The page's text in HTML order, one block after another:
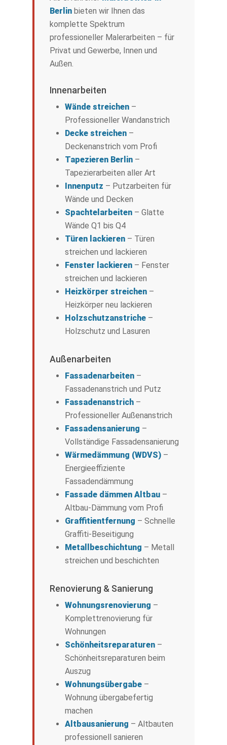
Berlin bieten wir Ihnen das
komplette Spektrum
professioneller Malerarbeiten – für
Privat und Gewerbe, Innen und
Außen.
Innenarbeiten
Wände streichen –
Professioneller Wandanstrich
Decke streichen –
Deckenanstrich vom Profi
Tapezieren Berlin –
Tapezierarbeiten aller Art
Innenputz – Putzarbeiten für
Wände und Decken
Spachtelarbeiten – Glatte
Wände Q1 bis Q4
Türen lackieren – Türen
streichen und lackieren
Fenster lackieren – Fenster
streichen und lackieren
Heizkörper streichen –
Heizkörper neu lackieren
Holzschutzanstriche –
Holzschutz und Lasuren
Außenarbeiten
Fassadenarbeiten –
Fassadenanstrich und Putz
Fassadenanstrich –
Professioneller Außenanstrich
Fassadensanierung –
Vollständige Fassadensanierung
Wärmedämmung (WDVS) –
Energieeffiziente
Fassadendämmung
Fassade dämmen Altbau –
Altbau-Dämmung vom Profi
Graffitientfernung – Schnelle
Graffiti-Beseitigung
Metallbeschichtung – Metall
streichen und beschichten
Renovierung & Sanierung
Wohnungsrenovierung –
Komplettrenovierung für
Wohnungen
Schönheitsreparaturen –
Schönheitsreparaturen beim
Auszug
Wohnungsübergabe –
Wohnung übergabefertig
machen
Altbausanierung – Altbauten
professionell sanieren